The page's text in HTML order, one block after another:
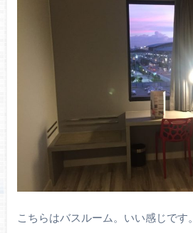
こちらはバスルーム。いい感じです。